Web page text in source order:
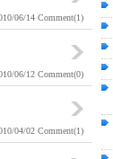
06/14 Comment(1)
06/12 Comment(0)
04/02 Comment(1)